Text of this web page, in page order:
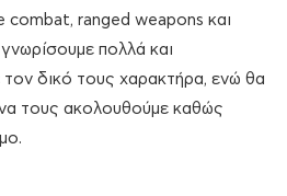
combat, ranged weapons και
πολλά και
δικό τους χαρακτήρα, ενώ θα
τους ακολουθούμε καθώς